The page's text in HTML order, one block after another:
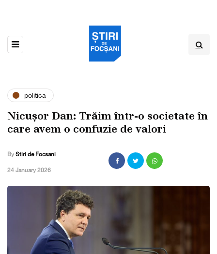
politica
Nicușor Dan: Trăim într-o societate în
care avem o confuzie de valori
By Stiri de Focsani
,24 January 2026